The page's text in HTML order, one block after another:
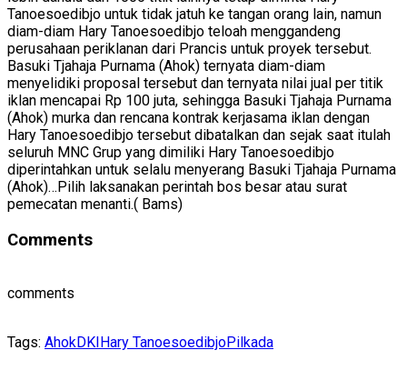
Tanoesoedibjo untuk tidak jatuh ke tangan orang lain, namun
diam-diam Hary Tanoesoedibjo teloah menggandeng
perusahaan periklanan dari Prancis untuk proyek tersebut.
Basuki Tjahaja Purnama (Ahok) ternyata diam-diam
menyelidiki proposal tersebut dan ternyata nilai jual per titik
iklan mencapai Rp 100 juta, sehingga Basuki Tjahaja Purnama
(Ahok) murka dan rencana kontrak kerjasama iklan dengan
Hary Tanoesoedibjo tersebut dibatalkan dan sejak saat itulah
seluruh MNC Grup yang dimiliki Hary Tanoesoedibjo
diperintahkan untuk selalu menyerang Basuki Tjahaja Purnama
(Ahok)…Pilih laksanakan perintah bos besar atau surat
pemecatan menanti.( Bams)
Comments
comments
Tags: AhokDKIHary TanoesoedibjoPilkada